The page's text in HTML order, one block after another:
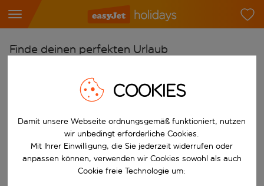
Finde deinen perfekten Urlaub
Flughafen wählen
Beginne mit der Eingabe für die automatische
Reiseziel wählen
Nach
Reisezeitraum wählen
Wann
COOKIES
Damit unsere Webseite ordnungsgemäß funktioniert, nutzen
wir unbedingt erforderliche Cookies.
Mit Ihrer Einwilligung, die Sie jederzeit widerrufen oder
anpassen können, verwenden wir Cookies sowohl als auch
Cookie freie Technologie um: